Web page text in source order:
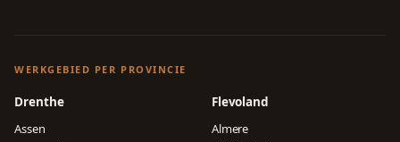
WERKGEBIED PER PROVINCIE
Drenthe
Assen
Flevoland
Almere